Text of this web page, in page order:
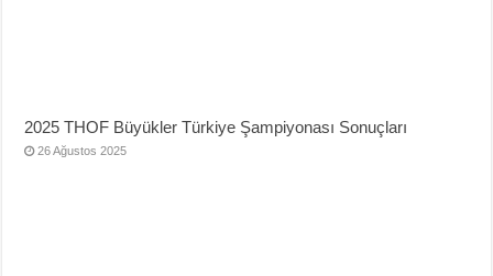
2025 THOF Büyükler Türkiye Şampiyonası Sonuçları
26 Ağustos 2025